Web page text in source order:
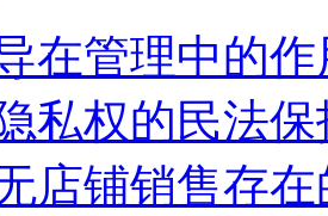
在管理中的
私权的民法
店铺销售存